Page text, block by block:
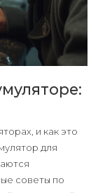
и как это
для
советы по